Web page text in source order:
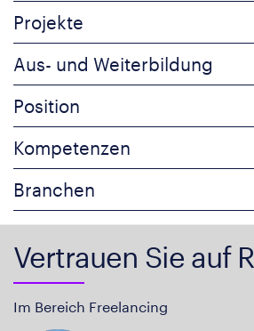
Projekte
Aus- und Weiterbildung
Position
Kompetenzen
Branchen
Vertrauen Sie auf
Im Bereich Freelancing